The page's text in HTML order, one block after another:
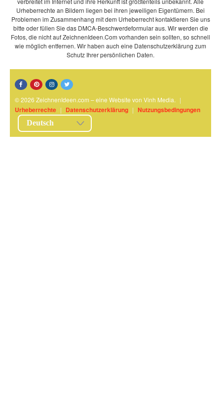
Urheberrechte an Bildern liegen bei ihren jeweiligen Eigentümern. Bei
Problemen im Zusammenhang mit dem Urheberrecht kontaktieren Sie uns
bitte oder füllen Sie das DMCA-Beschwerdeformular aus. Wir werden die
Fotos, die nicht auf ZeichnenIdeen.Com vorhanden sein sollten, so schnell
wie möglich entfernen. Wir haben auch eine Datenschutzerklärung zum
Schutz Ihrer persönlichen Daten.
© 2026 ZeichnenIdeen.com – eine Website von Vinh Media. |
Urheberrechte | Datenschutzerklärung | Nutzungsbedingungen
Deutsch